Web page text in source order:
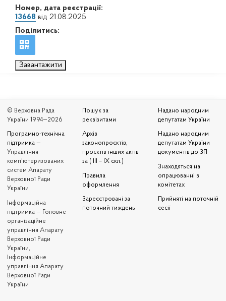
Номер, дата реєстрації:
13668 від 21.08.2025
Поділитись:
Завантажити
© Верховна Рада
України 1994—2026
Програмно-технічна
підтримка —
Управління
комп'ютеризованих
систем Апарату
Верховної Ради
України
Iнформаційна
підтримка — Головне
організаційне
управління Апарату
Верховної Ради
України,
Інформаційне
управління Апарату
Верховної Ради
України
Пошук за
реквізитами
Архів
законопроєктів,
проєктів інших актів
за ( III – IX скл.)
Правила
оформлення
Зареєстровані за
поточний тиждень
Надано народним
депутатам України
Надано народним
депутатам України
документів до ЗП
Знаходяться на
опрацюванні в
комітетах
Прийняті на поточній
сесії